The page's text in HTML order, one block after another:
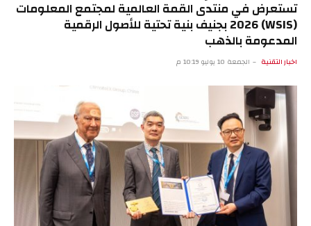
تستعرض في منتدى القمة العالمية لمجتمع المعلومات
(WSIS) 2026 بجنيف بنية تحتية للأصول الرقمية
المدعومة بالذهب
اخبار التقنية الجمعة 10 يوليو 10:19 م